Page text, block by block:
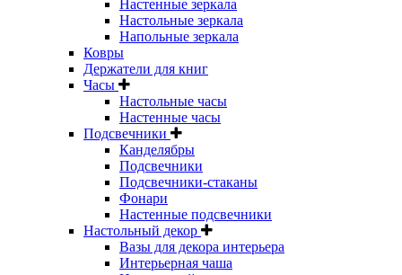
Настенные зеркала
Настольные зеркала
Напольные зеркала
Ковры
Держатели для книг
Часы
Настольные часы
Настенные часы
Подсвечники
Канделябры
Подсвечники
Подсвечники-стаканы
Фонари
Настенные подсвечники
Настольный декор
Вазы для декора интерьера
Интерьерная чаша